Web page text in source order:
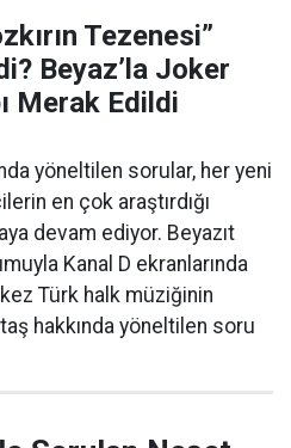
Tezenesi”
Beyaz’la Joker
Merak Edildi
yöneltilen sorular, her yeni
en çok araştırdığı
devam ediyor. Beyazıt
Kanal D ekranlarında
Türk halk müziğinin
hakkında yöneltilen soru